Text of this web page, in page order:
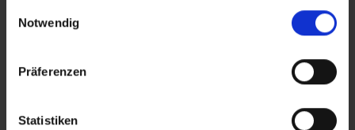
Notwendig
Präferenzen
Statistiken